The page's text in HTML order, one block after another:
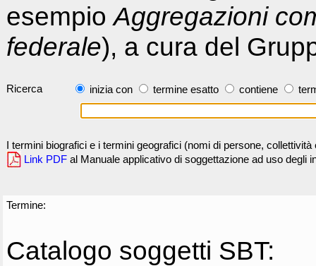
esempioAggregazioni
federale), a cura del
Ricerca inizia con termine esatto contiene
I termini biografici e i termini geografici (nomi di persone,
Link PDF al Manuale applicativo di soggettazione ad uso degli
Termine:
Catalogo soggetti SBT: